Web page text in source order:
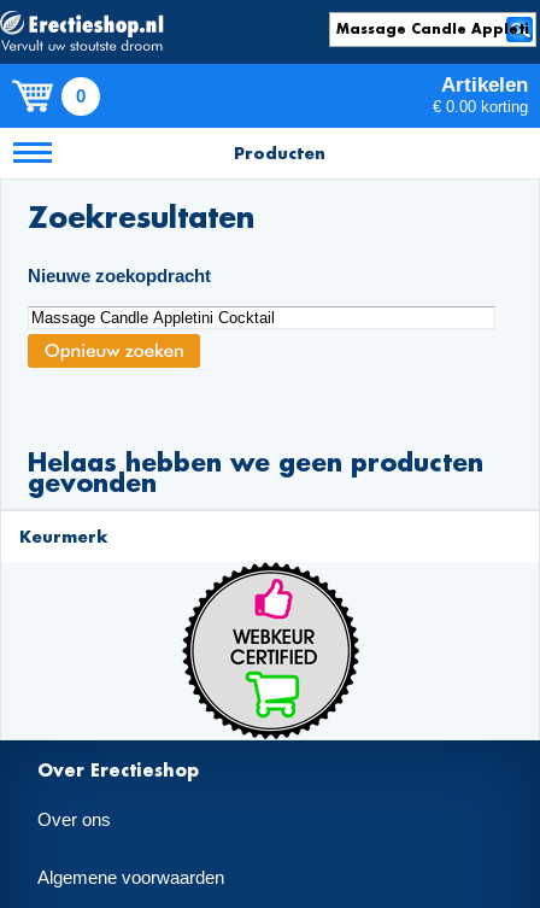
0 Artikelen
€ 0.00 korting
Producten
Zoekresultaten
Nieuwe zoekopdracht
Helaas hebben we geen producten
gevonden
Keurmerk
Over Erectieshop
Over ons
Algemene voorwaarden